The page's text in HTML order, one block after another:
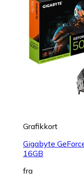
Grafikkort
Gigabyte
16GB
fra